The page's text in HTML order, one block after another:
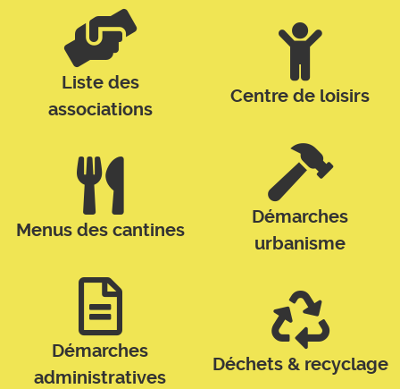
Liste des
associations
Centre de loisirs
Menus des cantines
Démarches
urbanisme
Démarches
administratives
Déchets & recyclage